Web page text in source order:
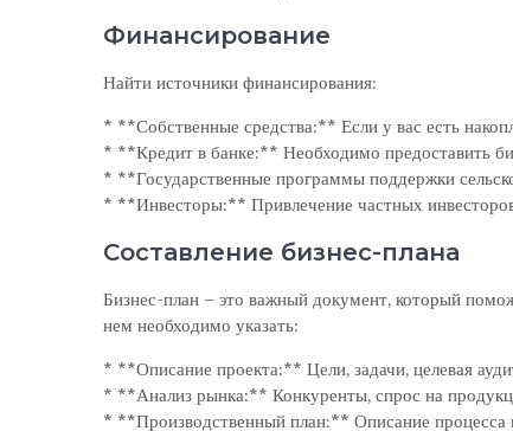
Финансирование
Найти источники финансирования:
* **Собственные средства:** Если у вас есть
* **Кредит в банке:** Необходимо предоставить
* **Государственные программы поддержки
* **Инвесторы:** Привлечение частных
Составление бизнес-плана
Бизнес-план – это важный документ, который
нем необходимо указать:
* **Описание проекта:** Цели, задачи, целевая
* **Анализ рынка:** Конкуренты, спрос на
* **Производственный план:** Описание процесса